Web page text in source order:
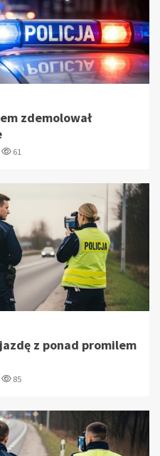
zdemolował
61
z ponad promilem
85